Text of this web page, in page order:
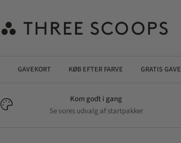
GAVEKORT KØB EFTER FARVE GRATIS GAVE
Kom godt i gang
Se vores udvalg af startpakker